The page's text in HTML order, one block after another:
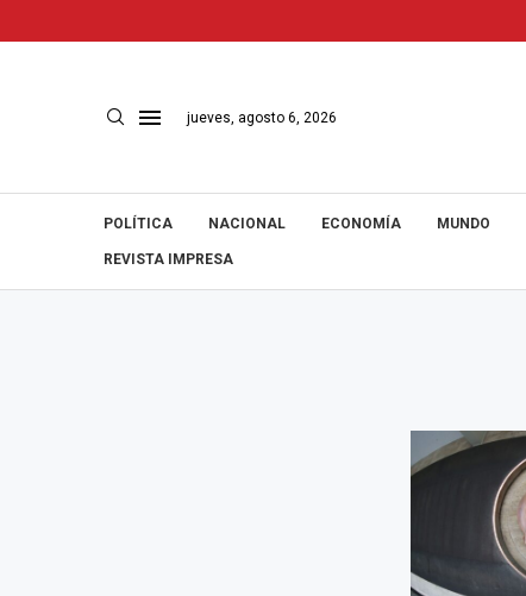
jueves, agosto 6, 2026
POLÍTICA NACIONAL ECONOMÍA MUNDO
REVISTA IMPRESA